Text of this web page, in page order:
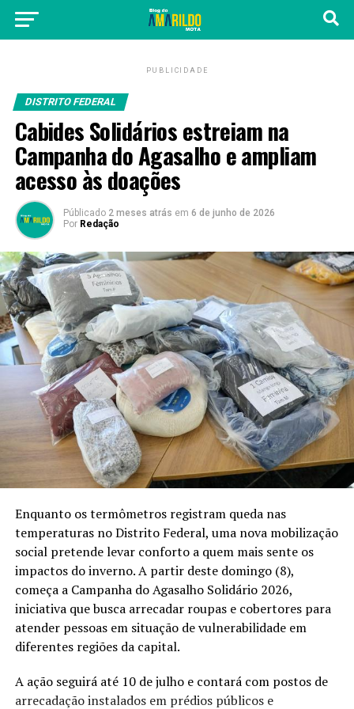
PUBLICIDADE
DISTRITO FEDERAL
Cabides Solidários estreiam na
Campanha do Agasalho e ampliam
acesso às doações
Públicado 2 meses atrás em 6 de junho de 2026
Por Redação
Enquanto os termômetros registram queda nas
temperaturas no Distrito Federal, uma nova mobilização
social pretende levar conforto a quem mais sente os
impactos do inverno. A partir deste domingo (8),
começa a Campanha do Agasalho Solidário 2026,
iniciativa que busca arrecadar roupas e cobertores para
atender pessoas em situação de vulnerabilidade em
diferentes regiões da capital.
A ação seguirá até 10 de julho e contará com postos de
arrecadação instalados em prédios públicos e